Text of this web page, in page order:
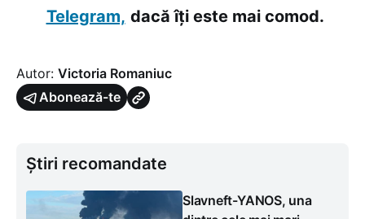
Telegram, dacă îți este mai comod.
Autor: Victoria Romaniuc
Abonează-te
Știri recomandate
Slavneft-YANOS, una